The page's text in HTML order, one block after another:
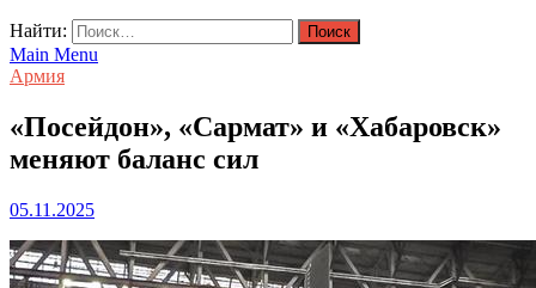
Найти:
Main Menu
Армия
«Посейдон», «Сармат» и «Хабаровск»
меняют баланс сил
05.11.2025